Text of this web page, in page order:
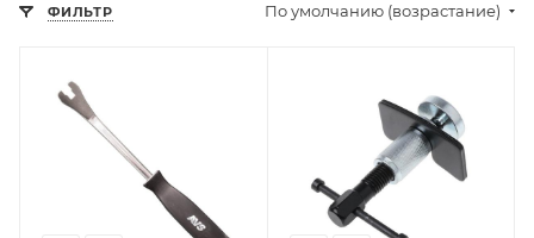
ФИЛЬТР По умолчанию (возрастание)